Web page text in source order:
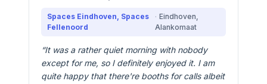
Spaces Eindhoven, Spaces
Fellenoord
Eindhoven
Alankomaat
“It was a rather quiet morning with nobody
except for me, so I definitely enjoyed it. I am
quite happy that there're booths for calls albeit